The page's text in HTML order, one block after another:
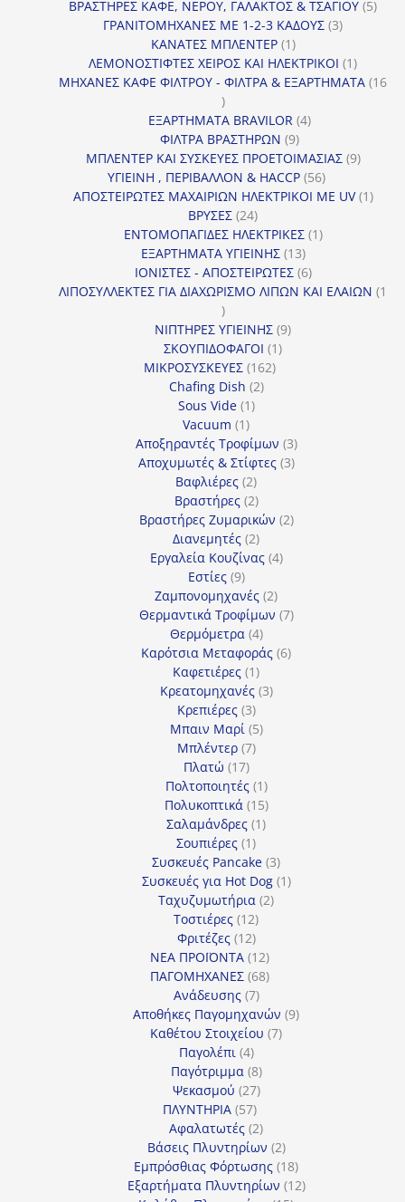
προϊόντα
ΒΡΑΣΤΗΡΕΣ ΚΑΦΕ, ΝΕΡΟΥ, ΓΑΛΑΚΤΟΣ & ΤΣΑΓΙΟΥ 55
ΓΡΑΝΙΤΟΜΗΧΑΝΕΣ ΜΕ 1-2-3 ΚΑΔΟΥΣ 33
ΚΑΝΑΤΕΣ ΜΠΛΕΝΤΕΡ 11
προϊόν
ΛΕΜΟΝΟΣΤΙΦΤΕΣ ΧΕΙΡΟΣ ΚΑΙ ΗΛΕΚΤΡΙΚΟΙ 11
προϊόν
ΜΗΧΑΝΕΣ ΚΑΦΕ ΦΙΛΤΡΟΥ - ΦΙΛΤΡΑ & ΕΞΑΡΤΗΜΑΤΑ 16
16
προϊόντα
ΕΞΑΡΤΗΜΑΤΑ BRAVILOR 44
ΦΙΛΤΡΑ ΒΡΑΣΤΗΡΩΝ 99
προϊόντα
ΜΠΛΕΝΤΕΡ ΚΑΙ ΣΥΣΚΕΥΕΣ ΠΡΟΕΤΟΙΜΑΣΙΑΣ 99
ΥΓΙΕΙΝΗ , ΠΕΡΙΒΑΛΛΟΝ & HACCP 5656
προϊόντα
ΑΠΟΣΤΕΙΡΩΤΕΣ ΜΑΧΑΙΡΙΩΝ ΗΛΕΚΤΡΙΚΟΙ ΜΕ UV 11
ΒΡΥΣΕΣ 2424
προϊόντα
ΕΝΤΟΜΟΠΑΓΙΔΕΣ ΗΛΕΚΤΡΙΚΕΣ 11
ΕΞΑΡΤΗΜΑΤΑ ΥΓΙΕΙΝΗΣ 1313
προϊόντα
ΙΟΝΙΣΤΕΣ - ΑΠΟΣΤΕΙΡΩΤΕΣ 66
προϊόντα
ΛΙΠΟΣΥΛΛΕΚΤΕΣ ΓΙΑ ΔΙΑΧΩΡΙΣΜΟ ΛΙΠΩΝ ΚΑΙ ΕΛΑΙΩΝ 1
1
προϊόν
ΝΙΠΤΗΡΕΣ ΥΓΙΕΙΝΗΣ 99
ΣΚΟΥΠΙΔΟΦΑΓΟΙ 11
ΜΙΚΡΟΣΥΣΚΕΥΕΣ 162162
Chafing Dish 22
Sous Vide 11
Vacuum 11
προϊόν
Αποξηραντές Τροφίμων 33
προϊόντα
Αποχυμωτές & Στίφτες 33
Βαφλιέρες 22
προϊόντα
Βραστήρες 22
προϊόντα
Βραστήρες Ζυμαρικών 22
Διανεμητές 22
προϊόντα
Εργαλεία Κουζίνας 44
Εστίες 99
προϊόντα
Ζαμπονομηχανές 22
προϊόντα
Θερμαντικά Τροφίμων 77
Θερμόμετρα 44
προϊόντα
Καρότσια Μεταφοράς 66
Καφετιέρες 11
προϊόν
Κρεατομηχανές 33
Κρεπιέρες 33
προϊόντα
Μπαιν Μαρί 55
Μπλέντερ 77
Πλατώ 1717
προϊόντα
Πολτοποιητές 11
προϊόν
Πολυκοπτικά 1515
προϊόντα
Σαλαμάνδρες 11
Σουπιέρες 11
προϊόν
Συσκευές Pancake 33
προϊόντα
Συσκευές για Hot Dog 11
Ταχυζυμωτήρια 22
Τοστιέρες 1212
προϊόντα
Φριτέζες 1212
προϊόντα
ΝΕΑ ΠΡΟΪΟΝΤΑ 1212
προϊόντα
ΠΑΓΟΜΗΧΑΝΕΣ 6868
Ανάδευσης 77
προϊόντα
Αποθήκες Παγομηχανών 99
Καθέτου Στοιχείου 77
Παγολέπι 44
προϊόντα
Παγότριμμα 88
προϊόντα
Ψεκασμού 2727
προϊόντα
ΠΛΥΝΤΗΡΙΑ 5757
προϊόντα
Αφαλατωτές 22
προϊόντα
Βάσεις Πλυντηρίων 22
προϊόντα
Εμπρόσθιας Φόρτωσης 1818
προϊόντα
Εξαρτήματα Πλυντηρίων 1212